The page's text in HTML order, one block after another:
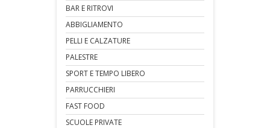
BAR E RITROVI
ABBIGLIAMENTO
PELLI E CALZATURE
PALESTRE
SPORT E TEMPO LIBERO
PARRUCCHIERI
FAST FOOD
SCUOLE PRIVATE